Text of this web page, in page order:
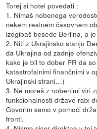
Torej si hotel povedati :
1. Nimaš nobenega
nekem realnem časovnem
izogibaš besede Berlina, a
2. Niti z Ukrajinsko stanju
da Ukrajina od zadnje
kako je bil to dober PR da
katastrofalnimi finančnimi v
Ukrajinski strani…)
3. Ne moreš z nobenimi viri
funkcionalnosti države rabi
Govorim samo v pomoči
fronti.